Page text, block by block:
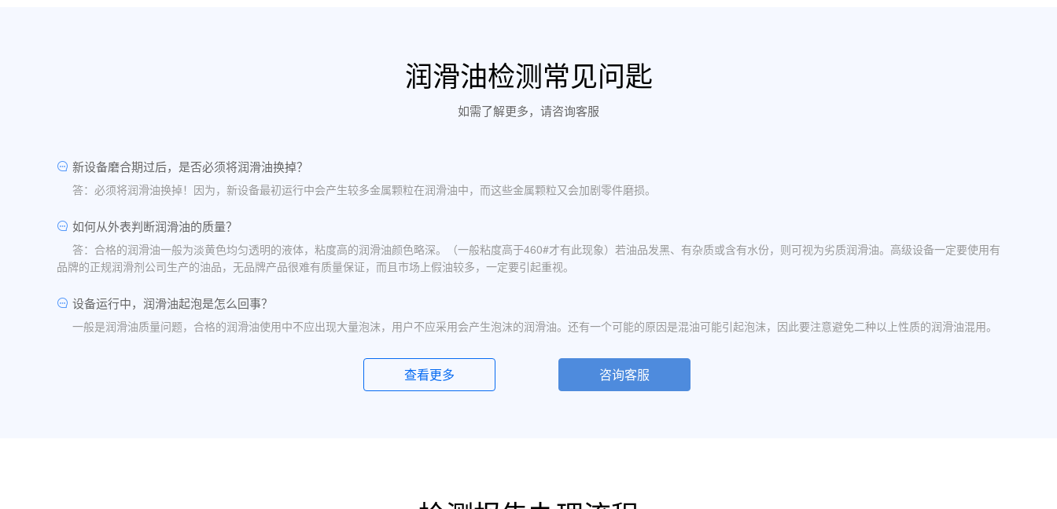
润滑油检测常见问匙
如需了解更多，请咨询客服
新设备磨合期过后，是否必须将润滑油换掉？
答：必须将润滑油换掉！因为，新设备最初运行中会产生较多金属颗粒在润滑油中，而这些金属颗粒又会加剧零件磨损。
如何从外表判断润滑油的质量？
答：合格的润滑油一般为淡黄色均匀透明的液体，粘度高的润滑油颜色略深。（一般粘度高于460#才有此现象）若油品发黑、有杂质或含有水份，则可视为劣质润滑油。高级设备一定要使用有
品牌的正规润滑剂公司生产的油品，无品牌产品很难有质量保证，而且市场上假油较多，一定要引起重视。
设备运行中，润滑油起泡是怎么回事？
一般是润滑油质量问题，合格的润滑油使用中不应出现大量泡沫，用户不应采用会产生泡沫的润滑油。还有一个可能的原因是混油可能引起泡沫，因此要注意避免二种以上性质的润滑油混用。
答：一般情况下油品发白是由于油箱进水后造成的，是乳化现象，应避免水进入润滑油箱体或避免雨水进入已开封的油桶中。具体操作中，设备应检查油封是否损坏，换油时检查箱体内是否有
查看更多 咨询客服